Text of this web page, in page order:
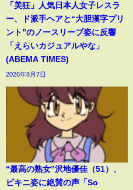
「美狂」人気日本人女子レスラ
ー、ド派手ヘアと“大胆漢字プリ
ント”のノースリーブ姿に反響
「えらいカジュアルやな」
(ABEMA TIMES)
2026年8月7日
“最高の熟女”沢地優佳（51）、
ビキニ姿に絶賛の声「So